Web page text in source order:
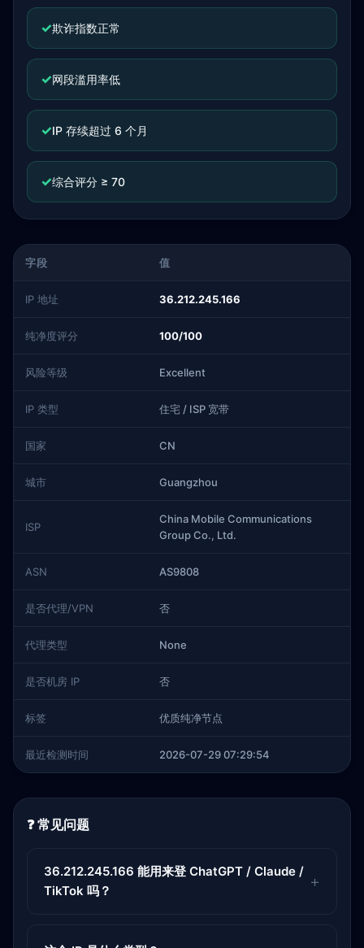
✓欺诈指数正常
✓网段滥用率低
✓IP 存续超过 6 个月
✓综合评分 ≥ 70
字段 值
IP 地址 36.212.245.166
纯净度评分 100/100
风险等级 Excellent
IP 类型 住宅 / ISP 宽带
国家 CN
城市 Guangzhou
ISP
China Mobile Communications
Group Co., Ltd.
ASN AS9808
是否代理/VPN 否
代理类型 None
是否机房 IP 否
标签 优质纯净节点
最近检测时间 2026-07-29 07:29:54
❓ 常见问题
36.212.245.166 能用来登 ChatGPT / Claude /
TikTok 吗？